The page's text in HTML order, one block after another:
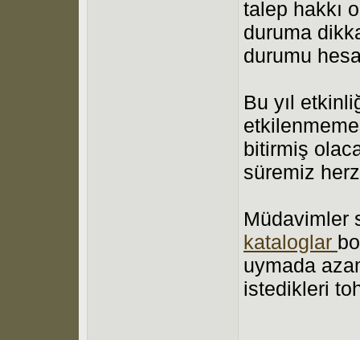
talep hakkı
duruma
durumu
Bu yıl
bitirmiş
süremiz
Müdavimler
kataloglar
uymada
istedikleri